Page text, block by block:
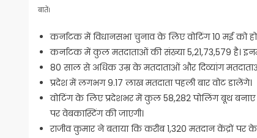
बातें।
कर्नाटक में विधानसभा चुनाव के लिए वोटिंग 10 मई को
कर्नाटक में कुल मतदाताओं की संख्या 5,21,73,579 है।
80 साल से अधिक उम्र के मतदाताओं और दिव्यांग
प्रदेश में लगभग 9.17 लाख मतदाता पहली बार वोट डालेंगे।
वोटिंग के लिए प्रदेशभर में कुल 58,282 पोलिंग बूथ बनाए
पर वेबकास्टिंग की जाएगी।
राजीव कुमार ने बताया कि करीब 1,320 मतदान केंद्रों पर